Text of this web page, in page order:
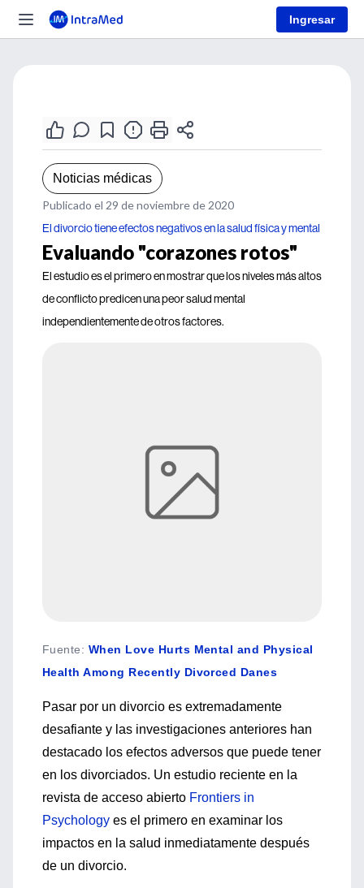
Ingresar
Noticias médicas
Publicado el 29 de noviembre de 2020
El divorcio tiene efectos negativos en la salud física y mental
Evaluando "corazones rotos"
El estudio es el primero en mostrar que los niveles más altos
de conflicto predicen una peor salud mental
independientemente de otros factores.
Fuente: When Love Hurts Mental and Physical
Health Among Recently Divorced Danes
Pasar por un divorcio es extremadamente
desafiante y las investigaciones anteriores han
destacado los efectos adversos que puede tener
en los divorciados. Un estudio reciente en la
revista de acceso abierto Frontiers in
Psychology es el primero en examinar los
impactos en la salud inmediatamente después
de un divorcio.